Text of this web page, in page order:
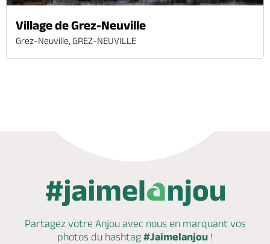
Village de Grez-Neuville
Grez-Neuville, GREZ-NEUVILLE
Partagez votre Anjou avec nous en marquantvos
photos du hashtag #Jaimelanjou !